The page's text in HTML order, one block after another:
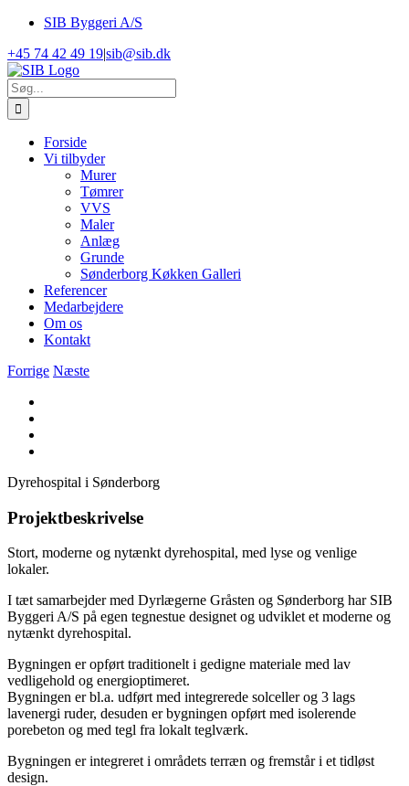
Skip
content
SIB Byggeri A/S
+45 74 42 49 19|sib@sib.dk
Søg
efter:
Forside
Vi tilbyder
Murer
Tømrer
VVS
Maler
Anlæg
Grunde
Sønderborg Køkken Galleri
Referencer
Medarbejdere
Om os
Kontakt
Forrige Næste
Image
Dyrehospital i Sønderborg
Projektbeskrivelse
Stort, moderne og nytænkt dyrehospital, med lyse og venlige
lokaler.
I tæt samarbejder med Dyrlægerne Gråsten og Sønderborg har SIB
Byggeri A/S på egen tegnestue designet og udviklet et moderne og
nytænkt dyrehospital.
Bygningen er opført traditionelt i gedigne materiale med lav
vedligehold og energioptimeret.
Bygningen er bl.a. udført med integrerede solceller og 3 lags
lavenergi ruder, desuden er bygningen opført med isolerende
porebeton og med tegl fra lokalt teglværk.
Bygningen er integreret i områdets terræn og fremstår i et tidløst
design.